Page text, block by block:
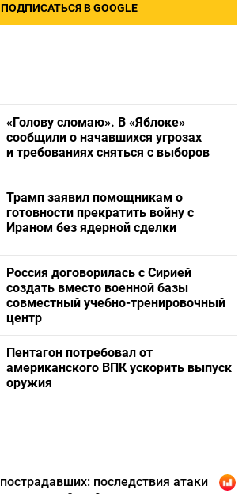
ПОДПИСАТЬСЯ В GOOGLE
«Голову сломаю». В «Яблоке»
сообщили о начавшихся угрозах
и требованиях сняться с выборов
Трамп заявил помощникам о
готовности прекратить войну с
Ираном без ядерной сделки
Россия договорилась с Сирией
создать вместо военной базы
совместный учебно-тренировочный
центр
Пентагон потребовал от
американского ВПК ускорить выпуск
оружия